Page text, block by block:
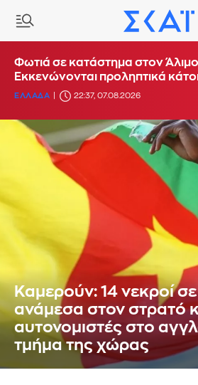
Φωτιά σε κατάστημα στον
Εκκενώνονται προληπτικά
ΕΛΛΑΔΑ 22:37, 07.08.2026
Καμερούν: 14 νεκροί
ανάμεσα στον στρατό
αυτονομιστές στο
τμήμα της χώρας